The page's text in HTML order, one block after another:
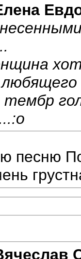
песню